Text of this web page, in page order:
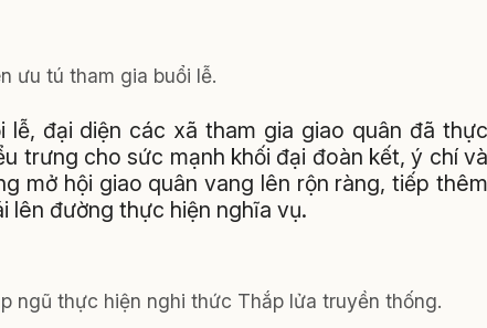
ưu tú tham gia buổi lễ.
lễ, đại diện các xã tham gia giao quân đã thực
trưng cho sức mạnh khối đại đoàn kết, ý chí và
mở hội giao quân vang lên rộn ràng, tiếp thêm
lên đường thực hiện nghĩa vụ.
ngũ thực hiện nghi thức Thắp lửa truyền thống.